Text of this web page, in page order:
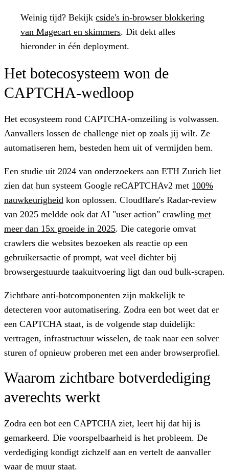
Weinig tijd? Bekijk cside's in-browser blokkering
van Magecart en skimmers. Dit dekt alles
hieronder in één deployment.
Het botecosysteem won de
CAPTCHA-wedloop
Het ecosysteem rond CAPTCHA-omzeiling is volwassen.
Aanvallers lossen de challenge niet op zoals jij wilt. Ze
automatiseren hem, besteden hem uit of vermijden hem.
Een studie uit 2024 van onderzoekers aan ETH Zurich liet
zien dat hun systeem Google reCAPTCHAv2 met 100%
nauwkeurigheid kon oplossen. Cloudflare's Radar-review
van 2025 meldde ook dat AI "user action" crawling met
meer dan 15x groeide in 2025. Die categorie omvat
crawlers die websites bezoeken als reactie op een
gebruikersactie of prompt, wat veel dichter bij
browsergestuurde taakuitvoering ligt dan oud bulk-scrapen.
Zichtbare anti-botcomponenten zijn makkelijk te
detecteren voor automatisering. Zodra een bot weet dat er
een CAPTCHA staat, is de volgende stap duidelijk:
vertragen, infrastructuur wisselen, de taak naar een solver
sturen of opnieuw proberen met een ander browserprofiel.
Waarom zichtbare botverdediging
averechts werkt
Zodra een bot een CAPTCHA ziet, leert hij dat hij is
gemarkeerd. Die voorspelbaarheid is het probleem. De
verdediging kondigt zichzelf aan en vertelt de aanvaller
waar de muur staat.